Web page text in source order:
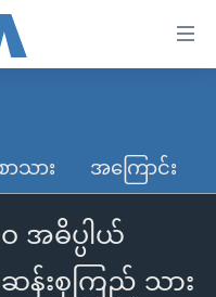
သား အကြောင်း
အဓိပ္ပါယ်
န်းစုကြည် သား